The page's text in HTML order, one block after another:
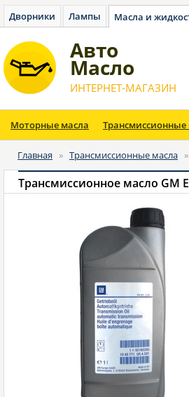
Дворники Лампы Масла и
Авто
Масло
ИНТЕРНЕТ-МАГАЗИН
Моторные масла Трансмиссионные
Главная » Трансмиссионные масла »
Трансмиссионное масло GM